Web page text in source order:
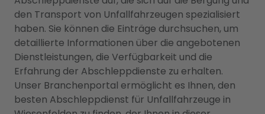
den Transport von Unfallfahrzeugen spezialisiert
haben. Sie können die Einträge durchsuchen, um
detaillierte Informationen über die angebotenen
Dienstleistungen, die Verfügbarkeit und die
Erfahrung der Abschleppdienste zu erhalten.
Unser Branchenportal ermöglicht es Ihnen, den
besten Abschleppdienst für Unfallfahrzeuge in